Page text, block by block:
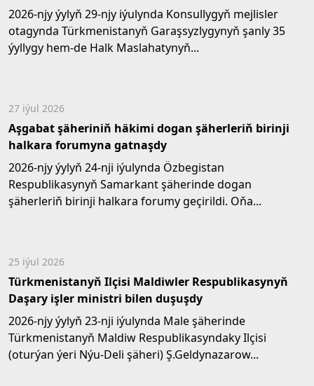
2026-njy ýylyň 29-njy iýulynda Konsullygyň mejlisler
otagynda Türkmenistanyň Garaşsyzlygynyň şanly 35
ýyllygy hem-de Halk Maslahatynyň...
27 iýul 2026
Aşgabat şäheriniň häkimi dogan şäherleriň birinji
halkara forumyna gatnaşdy
2026-njy ýylyň 24-nji iýulynda Özbegistan
Respublikasynyň Samarkant şäherinde dogan
şäherleriň birinji halkara forumy geçirildi. Oňa...
25 iýul 2026
Türkmenistanyň Ilçisi Maldiwler Respublikasynyň
Daşary işler ministri bilen duşuşdy
2026-njy ýylyň 23-nji iýulynda Male şäherinde
Türkmenistanyň Maldiw Respublikasyndaky Ilçisi
(oturýan ýeri Nýu-Deli şäheri) Ş.Geldynazarow...